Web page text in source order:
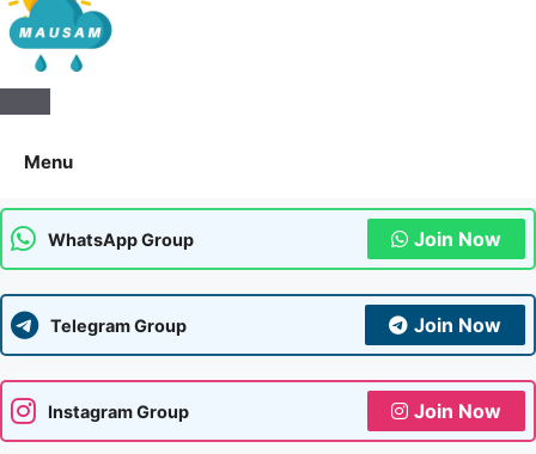
Aaj Ka Mausam | आज का
मौसम | कल का मौसम की जानकारी
सबसे पहले
Menu
WhatsApp Group Join Now
Telegram Group Join Now
Instagram Group Join Now